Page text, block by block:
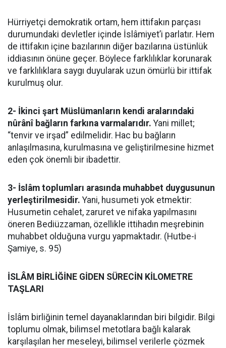
Hürriyetçi demokratik ortam, hem ittifakın parçası
durumundaki devletler içinde İslâmiyet’i parlatır. Hem
de ittifakın içine bazılarının diğer bazılarına üstünlük
iddiasının önüne geçer. Böylece farklılıklar korunarak
ve farklılıklara saygı duyularak uzun ömürlü bir ittifak
kurulmuş olur.
2- İkinci şart Müslümanların kendi aralarındaki
nûrânî bağların farkına varmalarıdır. Yani millet;
“tenvir ve irşad” edilmelidir. Hac bu bağların
anlaşılmasına, kurulmasına ve geliştirilmesine hizmet
eden çok önemli bir ibadettir.
3- İslâm toplumları arasında muhabbet duygusunun
yerleştirilmesidir. Yani, husumeti yok etmektir:
Husumetin cehalet, zaruret ve nifaka yapılmasını
öneren Bediüzzaman, özellikle ittihadın meşrebinin
muhabbet olduğuna vurgu yapmaktadır. (Hutbe-i
Şamiye, s. 95)
İSLÂM BİRLİĞİNE GİDEN SÜRECİN KİLOMETRE
TAŞLARI
İslâm birliğinin temel dayanaklarından biri bilgidir. Bilgi
toplumu olmak, bilimsel metotlara bağlı kalarak
karşılaşılan her meseleyi, bilimsel verilerle çözmek